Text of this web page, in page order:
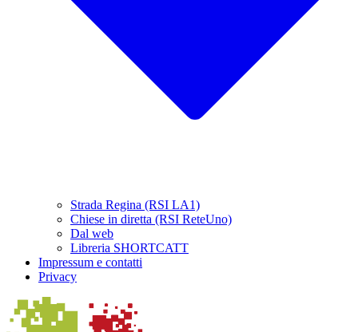
Strada Regina (RSI LA1)
Chiese in diretta (RSI ReteUno)
Dal web
Libreria SHORTCATT
Impressum e contatti
Privacy